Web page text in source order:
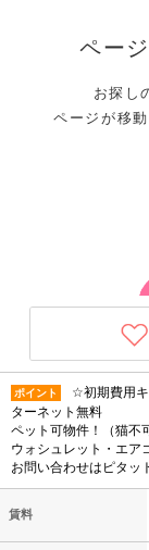
ポイント
☆初期費用
ターネット無料
ペット可物件！（猫不
ウォシュレット・エア
お問い合わせはピタッ
賃料